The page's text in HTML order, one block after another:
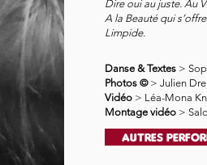
Dire oui au juste. Au
A la Beauté qui s’offre
Limpide.
Danse & Textes >
Photos © > Julien Dre
Vidéo > Léa-Mona
Montage vidéo >
Autres